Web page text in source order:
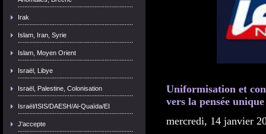
Irak
Islam, Iran, Syrie
Islam, Moyen Orient
Israël, Libye
Israël, Palestine, Colonisation
Israël/ISIS/DAESH/Al-Quaïda/EI
J'accepte
Uniformisation et
vers la pensée
mercredi, 14 janvier